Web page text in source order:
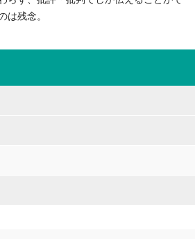
は残念。